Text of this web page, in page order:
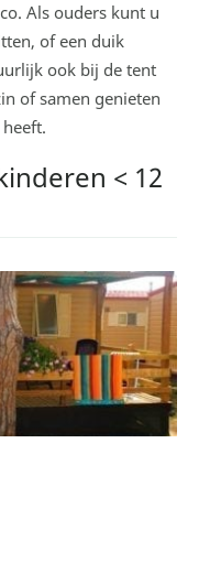
Als ouders kunt u
of een duik
ook bij de tent
of samen genieten
< 12